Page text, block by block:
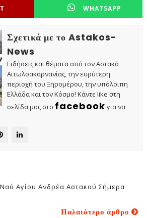
WHATSAPP
Σχετικά με το Astakos-
News
Ειδήσεις και θέματα από τον Αστακό
Αιτωλοακαρνανίας, την ευρύτερη
περιοχή του Ξηρομέρου, την υπόλοιπη
Ελλάδα και τον Κόσμο! Κάντε like στη
σελίδα μας στο facebook για να
Ναό Αγίου Ανδρέα Αστακού Σήμερα
Παλαιότερο άρθρο